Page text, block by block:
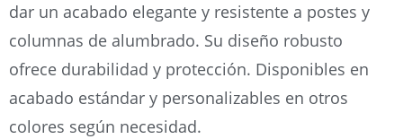
dar un acabado elegante y resistente a postes y
columnas de alumbrado. Su diseño robusto
ofrece durabilidad y protección. Disponibles en
acabado estándar y personalizables en otros
colores según necesidad.